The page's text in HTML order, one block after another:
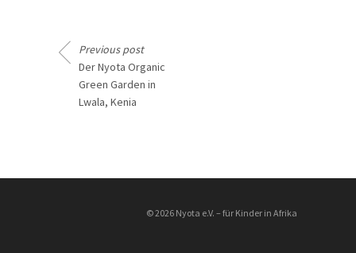
Previous post
Der Nyota Organic
Green Garden in
Lwala, Kenia
© 2026 Nyota e.V. – für Kinder in Afrika